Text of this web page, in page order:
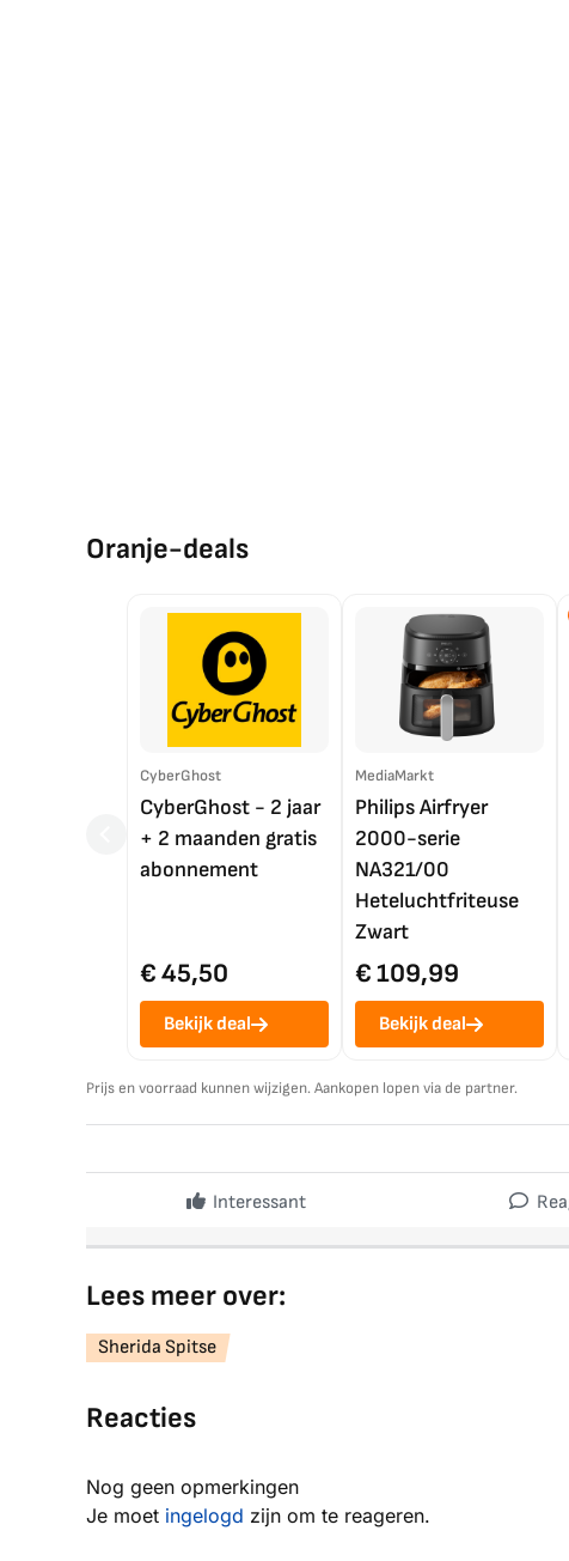
Oranje-deals
CyberGhost
CyberGhost - 2 jaar
+ 2 maanden gratis
abonnement
€ 45,50
Bekijk deal
MediaMarkt
Philips Airfryer
2000-serie
NA321/00
Heteluchtfriteuse
Zwart
€ 109,99
Bekijk deal
Prijs en voorraad kunnen wijzigen. Aankopen lopen via de partner.
Interessant
Lees meer over:
Sherida Spitse
Reacties
Nog geen opmerkingen
Je moet ingelogd zijn om te reageren.